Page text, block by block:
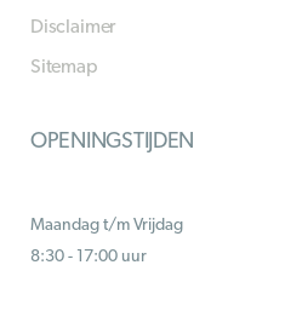
Disclaimer
Sitemap
OPENINGSTIJDEN
Maandag t/m Vrijdag
8:30 - 17:00 uur